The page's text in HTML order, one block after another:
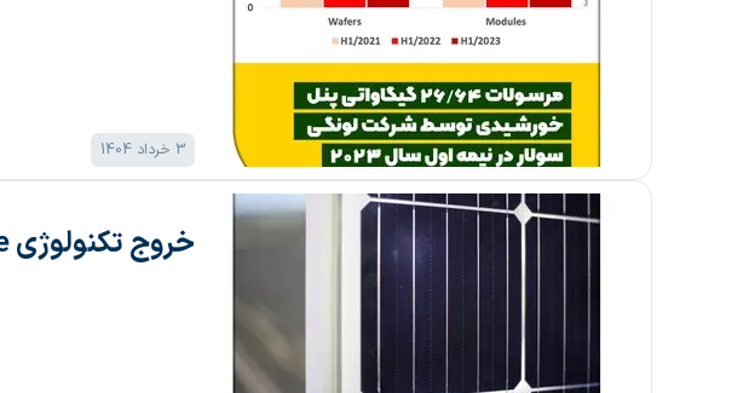
3 خرداد 1404
خروج تکنولوژی P-type از بازار تا سال 2025